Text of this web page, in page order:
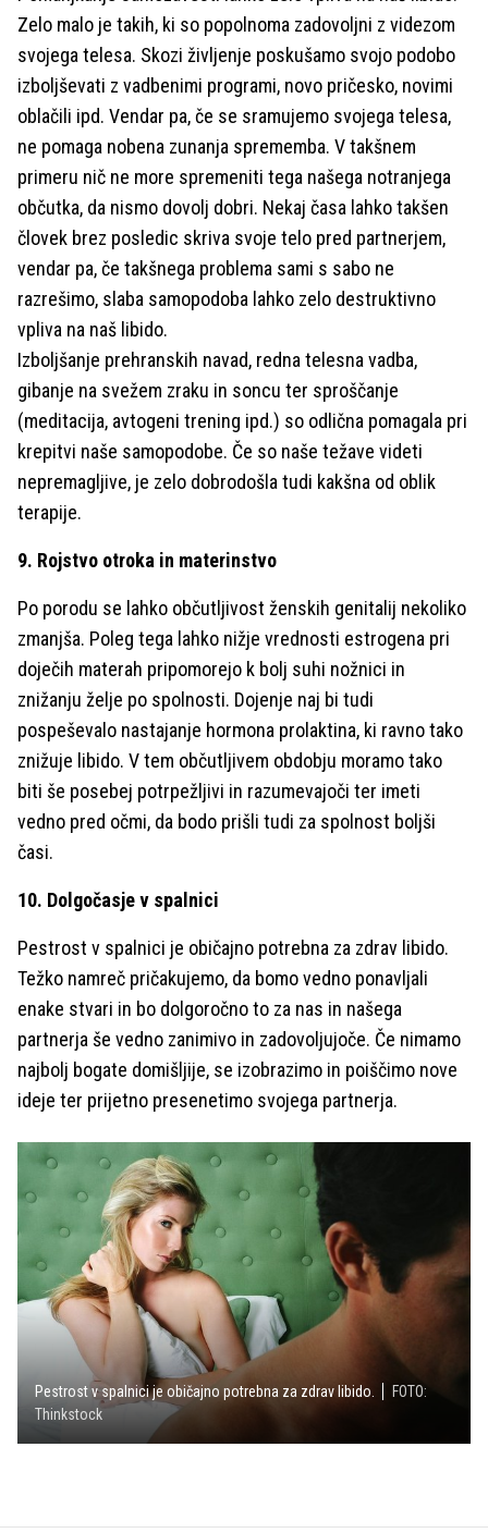
Zelo malo je takih, ki so popolnoma zadovoljni z videzom
svojega telesa. Skozi življenje poskušamo svojo podobo
izboljševati z vadbenimi programi, novo pričesko, novimi
oblačili ipd. Vendar pa, če se sramujemo svojega telesa,
ne pomaga nobena zunanja sprememba. V takšnem
primeru nič ne more spremeniti tega našega notranjega
občutka, da nismo dovolj dobri. Nekaj časa lahko takšen
človek brez posledic skriva svoje telo pred partnerjem,
vendar pa, če takšnega problema sami s sabo ne
razrešimo, slaba samopodoba lahko zelo destruktivno
vpliva na naš libido.
Izboljšanje prehranskih navad, redna telesna vadba,
gibanje na svežem zraku in soncu ter sproščanje
(meditacija, avtogeni trening ipd.) so odlična pomagala pri
krepitvi naše samopodobe. Če so naše težave videti
nepremagljive, je zelo dobrodošla tudi kakšna od oblik
terapije.
9. Rojstvo otroka in materinstvo
Po porodu se lahko občutljivost ženskih genitalij nekoliko
zmanjša. Poleg tega lahko nižje vrednosti estrogena pri
doječih materah pripomorejo k bolj suhi nožnici in
znižanju želje po spolnosti. Dojenje naj bi tudi
pospeševalo nastajanje hormona prolaktina, ki ravno tako
znižuje libido. V tem občutljivem obdobju moramo tako
biti še posebej potrpežljivi in razumevajoči ter imeti
vedno pred očmi, da bodo prišli tudi za spolnost boljši
časi.
10. Dolgočasje v spalnici
Pestrost v spalnici je običajno potrebna za zdrav libido.
Težko namreč pričakujemo, da bomo vedno ponavljali
enake stvari in bo dolgoročno to za nas in našega
partnerja še vedno zanimivo in zadovoljujoče. Če nimamo
najbolj bogate domišljije, se izobrazimo in poiščimo nove
ideje ter prijetno presenetimo svojega partnerja.
Pestrost v spalnici je običajno potrebna za zdrav libido.
FOTO:
Thinkstock